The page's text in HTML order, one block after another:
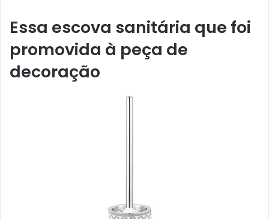
Essa escova sanitária que foi
promovida à peça de
decoração